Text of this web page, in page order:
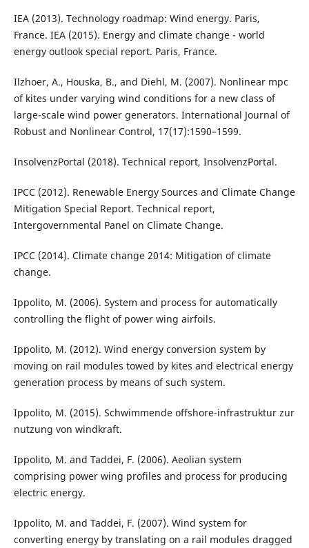
IEA (2013). Technology roadmap: Wind energy. Paris,
France. IEA (2015). Energy and climate change - world
energy outlook special report. Paris, France.
Ilzhoer, A., Houska, B., and Diehl, M. (2007). Nonlinear mpc
of kites under varying wind conditions for a new class of
large-scale wind power generators. International Journal of
Robust and Nonlinear Control, 17(17):1590–1599.
InsolvenzPortal (2018). Technical report, InsolvenzPortal.
IPCC (2012). Renewable Energy Sources and Climate Change
Mitigation Special Report. Technical report,
Intergovernmental Panel on Climate Change.
IPCC (2014). Climate change 2014: Mitigation of climate
change.
Ippolito, M. (2006). System and process for automatically
controlling the flight of power wing airfoils.
Ippolito, M. (2012). Wind energy conversion system by
moving on rail modules towed by kites and electrical energy
generation process by means of such system.
Ippolito, M. (2015). Schwimmende offshore-infrastruktur zur
nutzung von windkraft.
Ippolito, M. and Taddei, F. (2006). Aeolian system
comprising power wing profiles and process for producing
electric energy.
Ippolito, M. and Taddei, F. (2007). Wind system for
converting energy by translating on a rail modules dragged